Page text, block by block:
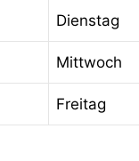
Dienstag
Mittwoch
Freitag